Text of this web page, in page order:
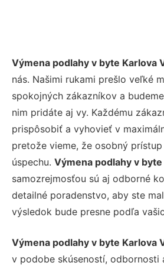
Výmena podlahy v byte Karlova
nás. Našimi rukami prešlo veľké
spokojných zákazníkov a
nim pridáte aj vy. Každému
prispôsobiť a vyhovieť v
pretože vieme, že osobný
úspechu. Výmena podlahy v
samozrejmosťou sú aj odborné
detailné poradenstvo, aby ste
výsledok bude presne podľa
Výmena podlahy v byte Karlova
v podobe skúseností, odbornosti